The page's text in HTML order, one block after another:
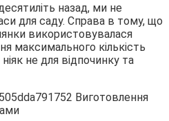
назад, ми не
для саду. Справа в тому, що
використовувалася
максимального кількість
ніяк не для відпочинку та